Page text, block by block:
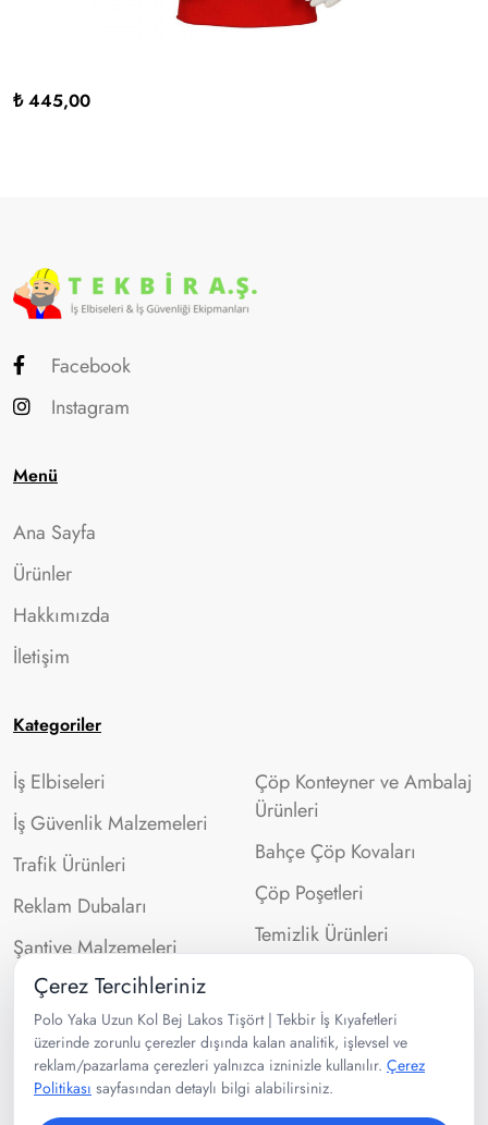
₺ 445,00
Facebook
Instagram
Menü
Ana Sayfa
Ürünler
Hakkımızda
İletişim
Kategoriler
İş Elbiseleri
İş Güvenlik Malzemeleri
Trafik Ürünleri
Reklam Dubaları
Şantiye Malzemeleri
Çöp Konteyner ve Ambalaj
Ürünleri
Bahçe Çöp Kovaları
Çöp Poşetleri
Temizlik Ürünleri
İletişim Bilgileri
0532 302 99 43
Velibaba Mah Ankara Cad. No:95
Çerez Tercihleriniz
Polo Yaka Uzun Kol Bej Lakos Tişört | Tekbir İş Kıyafetleri
üzerinde zorunlu çerezler dışında kalan analitik, işlevsel ve
reklam/pazarlama çerezleri yalnızca izninizle kullanılır. Çerez
Politikası sayfasından detaylı bilgi alabilirsiniz.